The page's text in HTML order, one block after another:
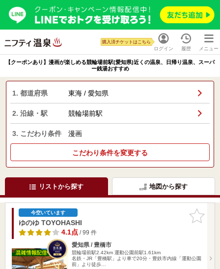
ログイン
購入済チケットはこちら
履歴 メニュー
【クーポンあり】漫画が楽しめる競輪場前駅(愛知県)近くの温泉、日帰り温泉、スーパ
ー銭湯おすすめ
1. 都道府県 東海 / 愛知県
2. 沿線・駅 競輪場前駅
3. こだわり条件 漫画
こだわり条件を変更する
リストから探す 地図から探す
お気に入
りに追加
今空いています
ゆのゆ TOYOHASHI
4.1点/ 99 件
愛知県 / 豊橋市
競輪場前駅2.42km 運動公園前駅1.61km
名鉄・JR「豊橋駅」より車で20分・豊鉄市内線「運動公園
前」より徒歩…